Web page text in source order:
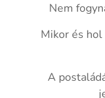
Nem
Mikor és
A